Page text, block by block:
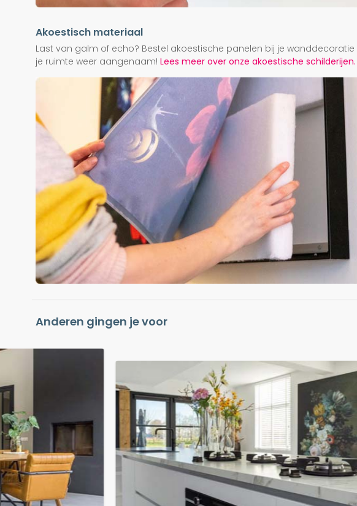
Akoestisch materiaal
Last van galm of echo? Bestel akoestische panelen bij je
je ruimte weer aangenaam! Lees meer over onze akoestische schilderijen.
Anderen gingen je voor